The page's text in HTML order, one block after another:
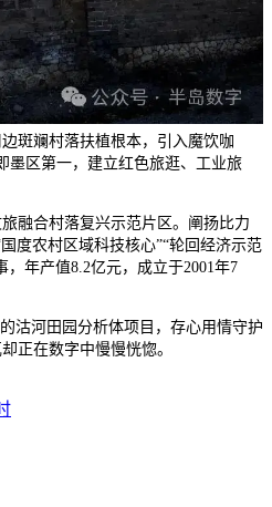
斑斓村落扶植根本，引入魔饮咖
墨区第一，建立红色旅逛、工业旅
合村落复兴示范片区。阐扬比力
度农村区域科技核心”“轮回经济示范
年产值8.2亿元，成立于2001年7
河田园分析体项目，存心用情守护
正在数字中慢慢恍惚。